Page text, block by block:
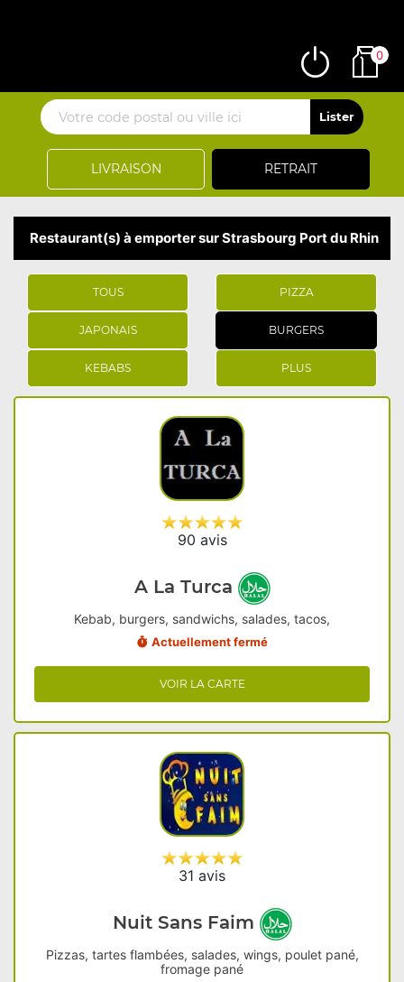
LIVRAISON RETRAIT
0
Restaurant(s) à emporter sur Strasbourg Port du Rhin
TOUS PIZZA
JAPONAIS BURGERS
KEBABS PLUS
90 avis
A La Turca
Kebab, burgers, sandwichs, salades, tacos,
Actuellement fermé
VOIR LA CARTE
31 avis
Nuit Sans Faim
Pizzas, tartes flambées, salades, wings, poulet pané,
fromage pané